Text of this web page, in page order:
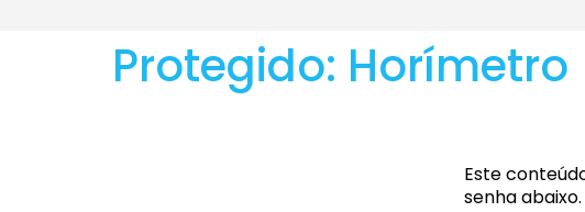
Protegido: Horímetro
Este
senha abaixo.